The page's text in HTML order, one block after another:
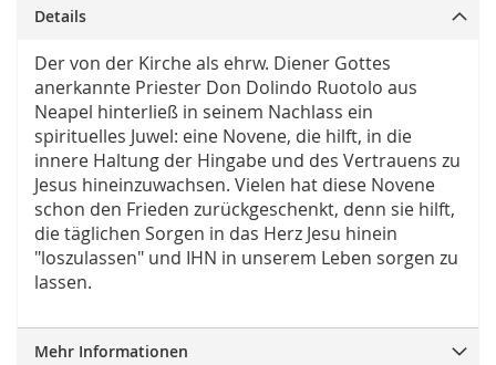
Details
Der von der Kirche als ehrw. Diener Gottes
anerkannte Priester Don Dolindo Ruotolo aus
Neapel hinterließ in seinem Nachlass ein
spirituelles Juwel: eine Novene, die hilft, in die
innere Haltung der Hingabe und des Vertrauens zu
Jesus hineinzuwachsen. Vielen hat diese Novene
schon den Frieden zurückgeschenkt, denn sie hilft,
die täglichen Sorgen in das Herz Jesu hinein
"loszulassen" und IHN in unserem Leben sorgen zu
lassen.
Mehr Informationen